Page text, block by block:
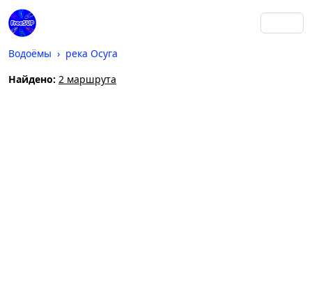
Водоёмы
река Осуга
Найдено: 2 маршрута